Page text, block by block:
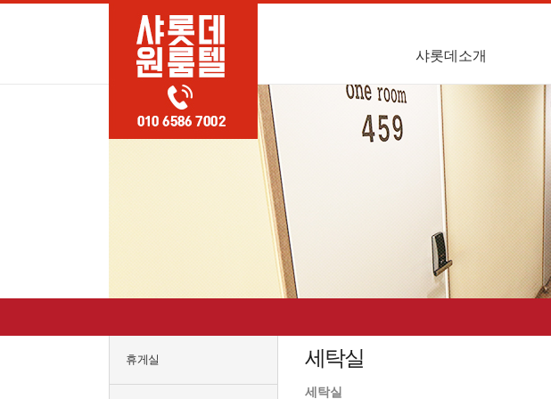
샤롯데소개
대표인사말
휴게실 세탁실
세탁실